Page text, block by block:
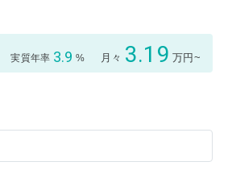
実質年率 3.9 % 月々 3.19 万円~